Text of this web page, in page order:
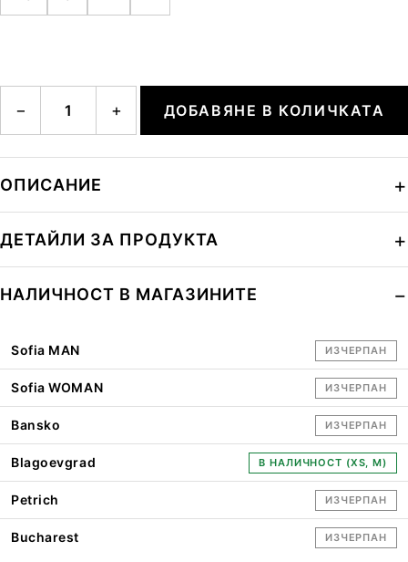
− + ДОБАВЯНЕ В КОЛИЧКАТА
ОПИСАНИЕ
ДЕТАЙЛИ ЗА ПРОДУКТА
НАЛИЧНОСТ В МАГАЗИНИТЕ
Sofia MAN ИЗЧЕРПАН
Sofia WOMAN ИЗЧЕРПАН
Bansko ИЗЧЕРПАН
Blagoevgrad В НАЛИЧНОСТ (XS, M)
Petrich ИЗЧЕРПАН
Bucharest ИЗЧЕРПАН